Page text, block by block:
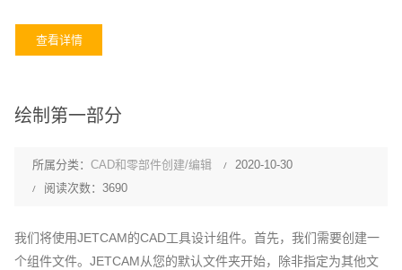
查看详情
绘制第一部分
所属分类： CAD和零部件创建/编辑
2020-10-30
阅读次数：3690
我们将使用JETCAM的CAD工具设计组件。首先，我们需要创建一
个组件文件。JETCAM从您的默认文件夹开始，除非指定为其他文